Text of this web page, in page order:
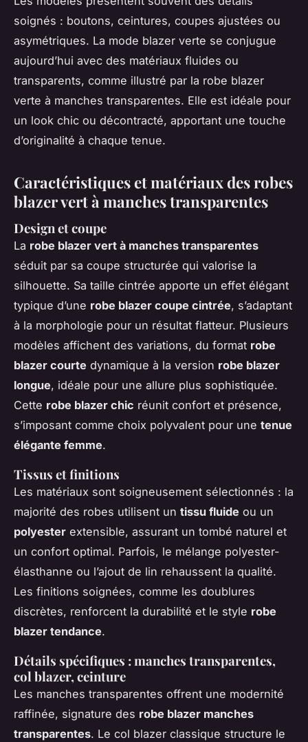
soignés : boutons, ceintures, coupes ajustées ou
asymétriques. La mode blazer verte se conjugue
aujourd’hui avec des matériaux fluides ou
transparents, comme illustré par la robe blazer
verte à manches transparentes. Elle est idéale pour
un look chic ou décontracté, apportant une touche
d’originalité à chaque tenue.
Caractéristiques et matériaux des robes
blazer vert à manches transparentes
Design et coupe
La robe blazer vert à manches transparentes
séduit par sa coupe structurée qui valorise la
silhouette. Sa taille cintrée apporte un effet élégant
typique d’une robe blazer coupe cintrée, s’adaptant
à la morphologie pour un résultat flatteur. Plusieurs
modèles affichent des variations, du format robe
blazer courte dynamique à la version robe blazer
longue, idéale pour une allure plus sophistiquée.
Cette robe blazer chic réunit confort et présence,
s’imposant comme choix polyvalent pour une tenue
élégante femme.
Tissus et finitions
Les matériaux sont soigneusement sélectionnés : la
majorité des robes utilisent un tissu fluide ou un
polyester extensible, assurant un tombé naturel et
un confort optimal. Parfois, le mélange polyester-
élasthanne ou l’ajout de lin rehaussent la qualité.
Les finitions soignées, comme les doublures
discrètes, renforcent la durabilité et le style robe
blazer tendance.
Détails spécifiques : manches transparentes,
col blazer, ceinture
Les manches transparentes offrent une modernité
raffinée, signature des robe blazer manches
transparentes. Le col blazer classique structure le